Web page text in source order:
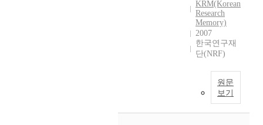
KRM(Korean
Research
Memory)
2007
한국연구재
단(NRF)
원문
보기